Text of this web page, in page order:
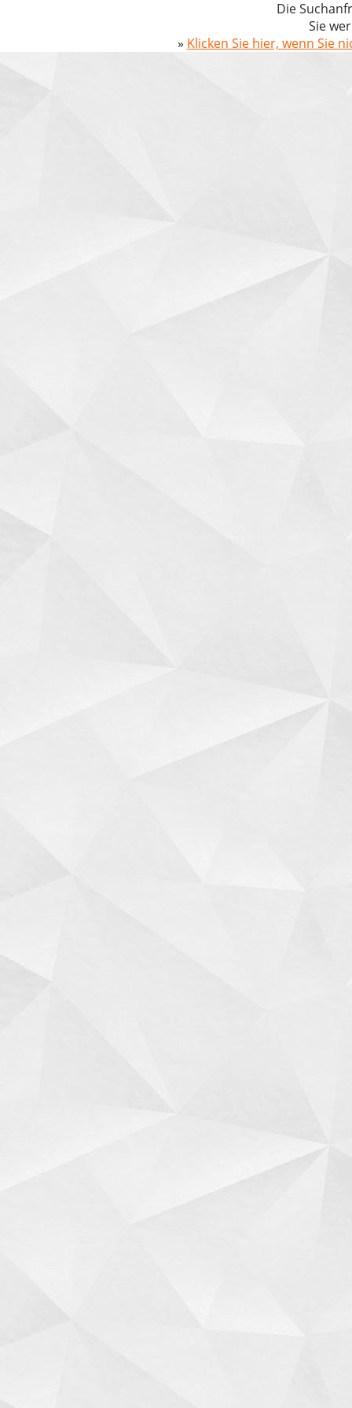
Die
Sie
» Klicken Sie hier, wenn Sie